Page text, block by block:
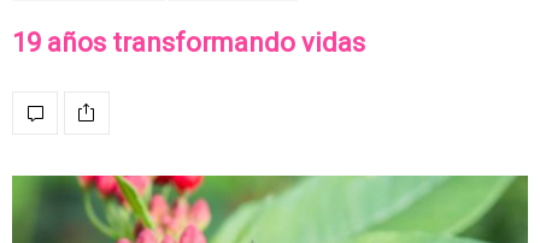
19 años transformando vidas